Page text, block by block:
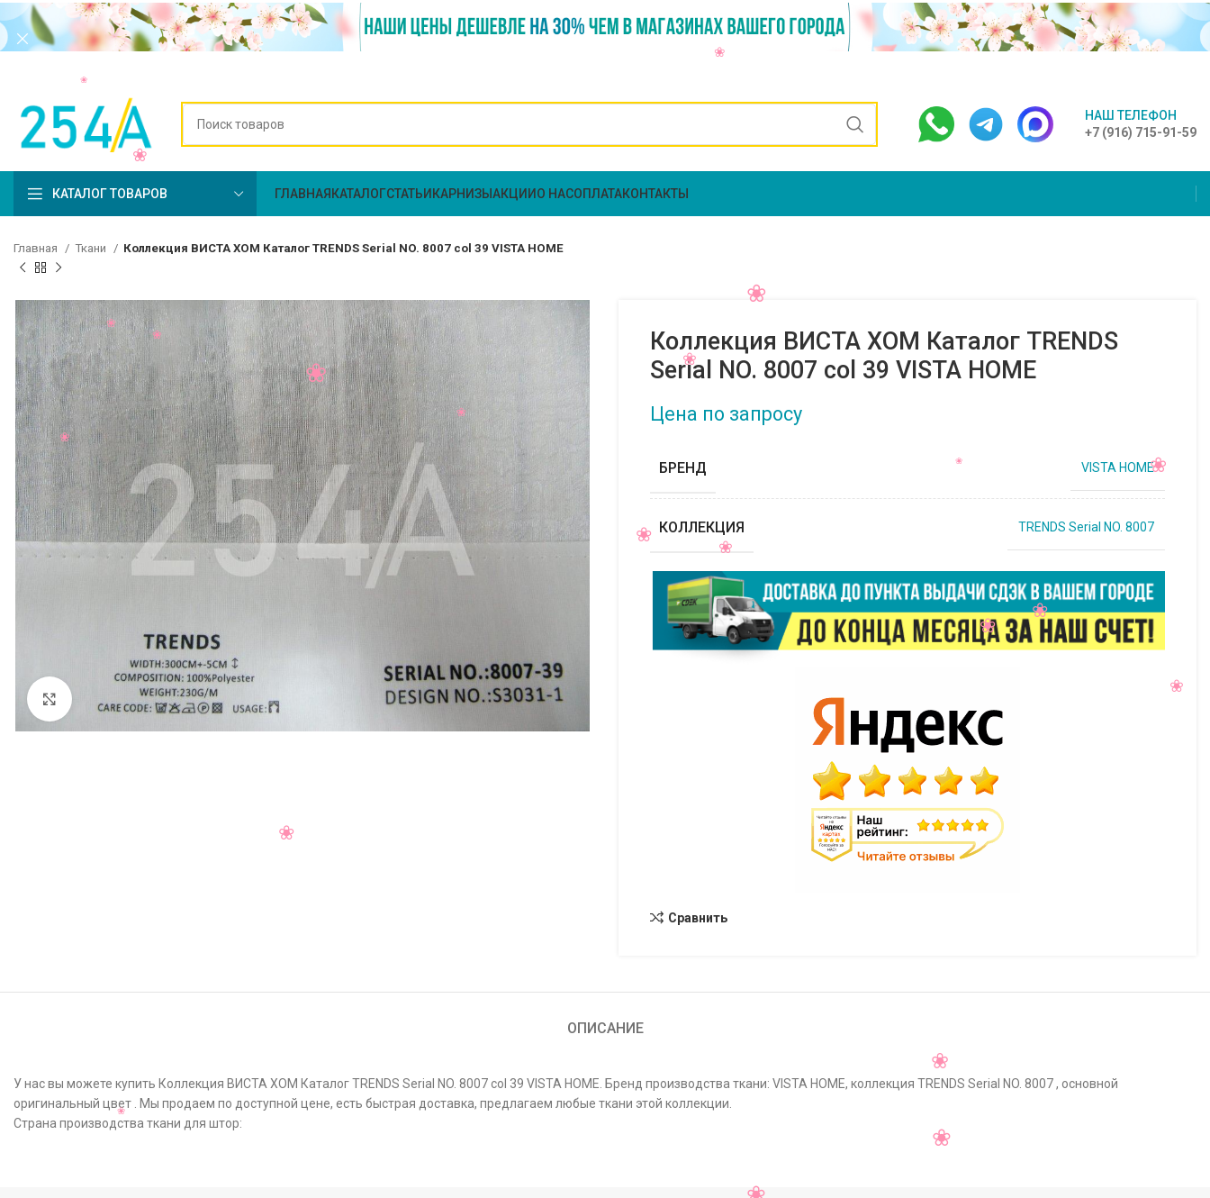
НАШ ТЕЛЕФОН
+7 (916) 715-91-59
КАТАЛОГ ТОВАРОВ ГЛАВНАЯ КАТАЛОГСТАТЬИ КАРНИЗЫ АКЦИИ О НАСОПЛАТАКОНТАКТЫ
Главная Ткани Коллекция ВИСТА ХОМ Каталог TRENDS Serial NO. 8007 col 39 VISTA HOME
Нажмите, чтобы увеличить
Коллекция ВИСТА ХОМ Каталог TRENDS
Serial NO. 8007 col 39 VISTA HOME
Цена по запросу
БРЕНД VISTA HOME
КОЛЛЕКЦИЯ TRENDS Serial NO. 8007
Сравнить
ОПИСАНИЕ
У нас вы можете купить Коллекция ВИСТА ХОМ Каталог TRENDS Serial NO. 8007 col 39 VISTA HOME. Бренд производства ткани: VISTA HOME, коллекция TRENDS Serial NO. 8007 , основной
оригинальный цвет . Мы продаем по доступной цене, есть быстрая доставка, предлагаем любые ткани этой коллекции.
Страна производства ткани для штор: